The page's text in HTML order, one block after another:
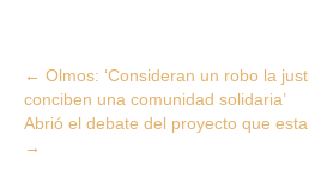
Post
navigation
← Olmos: ‘Consideran un robo la
conciben una comunidad solidaria’
Abrió el debate del proyecto que
→